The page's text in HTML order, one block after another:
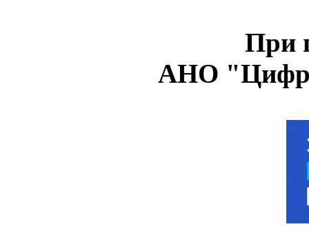
При
АНО